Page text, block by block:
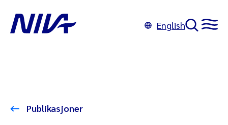
English
Publikasjoner